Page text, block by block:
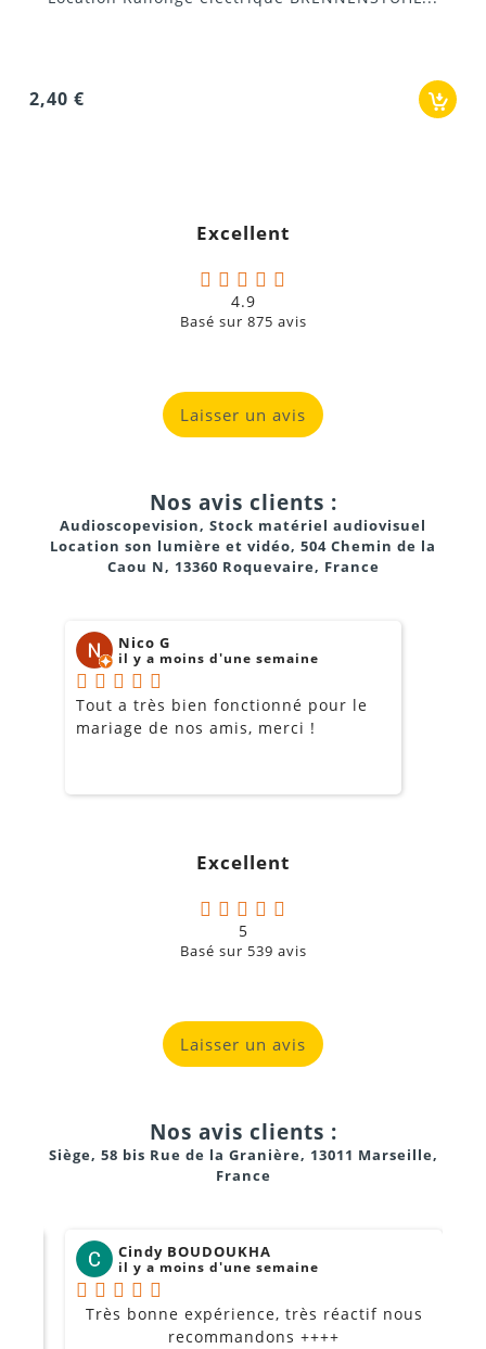
Excellent
4.9
Basé sur 875 avis
Laisser un avis
Nos avis clients :
Audioscopevision, Stock matériel audiovisuel
Location son lumière et vidéo, 504 Chemin de la
Caou N, 13360 Roquevaire, France
Nico G
il y a moins d'une semaine
Tout a très bien fonctionné pour le
mariage de nos amis, merci !
Excellent
5
Basé sur 539 avis
Laisser un avis
Nos avis clients :
Siège, 58 bis Rue de la Granière, 13011 Marseille,
France
Cindy BOUDOUKHA
il y a moins d'une semaine
Très bonne expérience, très réactif nous
recommandons ++++